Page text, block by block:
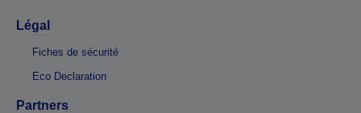
Légal
Fiches de sécurité
Eco Declaration
Partners